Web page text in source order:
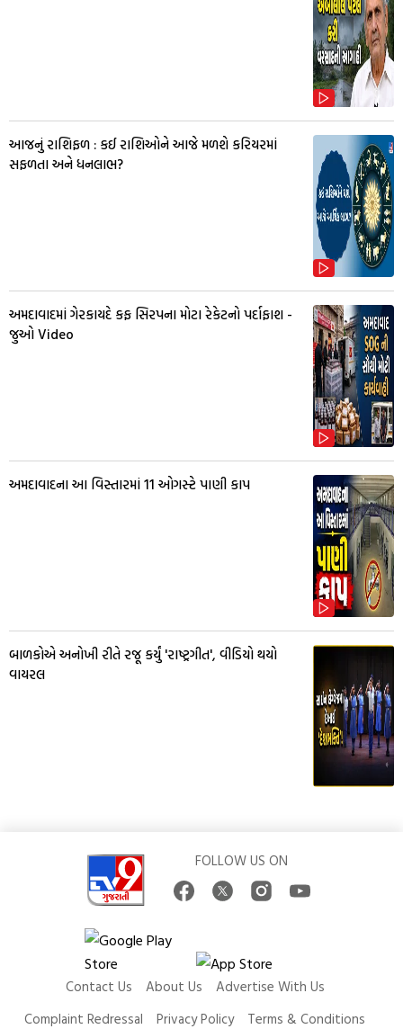
આજનું રાશિફળ : કઈ રાશિઓને આજે મળશે કરિયરમાં
સફળતા અને ધનલાભ?
અમદાવાદમાં ગેરકાયદે કફ સિરપના મોટા રેકેટનો પર્દાફાશ -
જુઓ Video
અમદાવાદના આ વિસ્તારમાં 11 ઓગસ્ટે પાણી કાપ
બાળકોએ અનોખી રીતે રજૂ કર્યું 'રાષ્ટ્રગીત', વીડિયો થયો
વાયરલ
FOLLOW US ON
Contact Us About Us
Advertise With Us
Complaint Redressal
Privacy Policy Terms & Conditions